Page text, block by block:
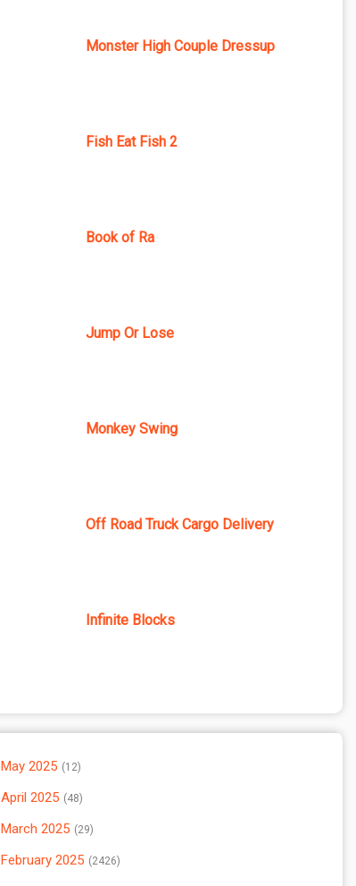
Monster High Couple Dressup
Fish Eat Fish 2
Book of Ra
Jump Or Lose
Monkey Swing
Off Road Truck Cargo Delivery
Infinite Blocks
May 2025 12
April 2025 48
March 2025 29
February 2025 2426